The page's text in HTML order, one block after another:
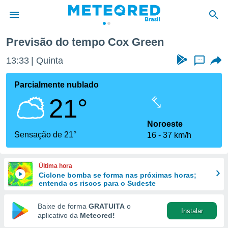
da
fornecidas
a este
das
e
forma
digital
Previsão do tempo Cox Green
13:33 Quinta ...
Parcialmente nublado
21°
Sensação de 21°
Noroeste
16
37 km/h
Última hora
Ciclone bomba se forma nas próximas horas;
entenda os riscos para o Sudeste
Baixe de forma GRATUITA o
aplicativo da Meteored!
Instalar